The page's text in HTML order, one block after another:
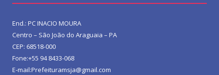
End.: PC INACIO MOURA
Centro – São João do Araguaia – PA
CEP: 68518-000
Fone:+55 94 8433-068
E-mail:Prefeituramsja@gmail.com